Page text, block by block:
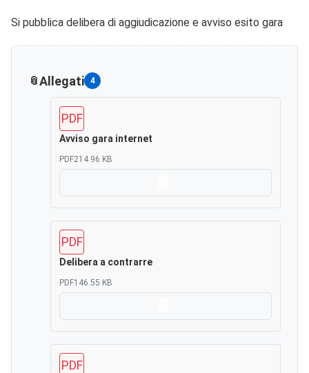
Si pubblica delibera di aggiudicazione e avviso esito gara
Allegati 4
PDF
Avviso gara internet
PDF214.96 KB
PDF
Delibera a contrarre
PDF146.55 KB
PDF